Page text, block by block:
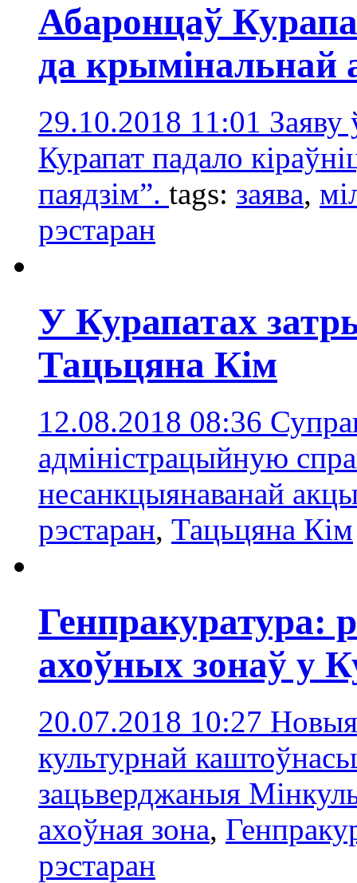
Абаронцаў
да крымінальнай
29.10.2018 11:01 Заяву
Курапат падало
паядзім”. tags: заявa,
рэстаран
У Курапатах
Тацьцяна Кім
12.08.2018 08:36
адміністрацыйную
несанкцыянаванай
рэстаран, Тацьцяна Кім
Генпракуратура:
ахоўных зонаў у
20.07.2018 10:27
культурнай
зацьверджаныя
ахоўнaя зонa,
рэстаран